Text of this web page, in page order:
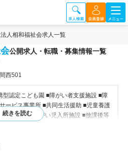
人相和福祉会求人一覧
公開求人・転職・募集情報一覧
西501
型認定こども園 ■障がい者支援施設 ■障
ービス事業所 ■共同生活援助 ■児童養護
院 ■福祉型障がい児入所施設 ■放課後等